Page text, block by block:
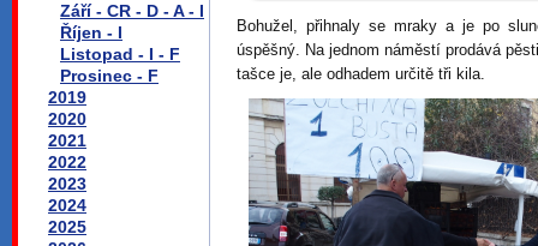
Září - CR - D - A - I
Říjen - I
Listopad - I - F
Prosinec - F
2019
2020
2021
2022
2023
2024
2025
Bohužel, přihnaly se mraky a je po
úspěšný. Na jednom náměstí prodává
tašce je, ale odhadem určitě tři kila.